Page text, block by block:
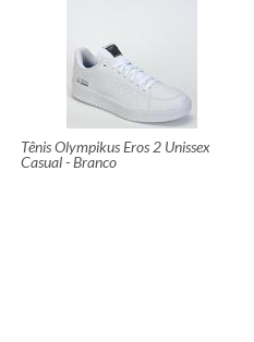
Tênis Olympikus Eros 2 Unissex
Casual - Branco